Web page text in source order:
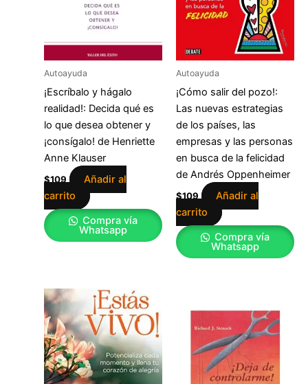
Autoayuda
¡Escríbalo y hágalo
realidad!: Decida qué es
lo que desea obtener y
¡consígalo! de Henriette
Anne Klauser
$109
Añadir al
carrito
Compra vía
Whatsapp
Autoayuda
¡Cómo salir del pozo!:
Las nuevas estrategias
de los países, las
empresas y las personas
en busca de la felicidad
de Andrés Oppenheimer
$109
Añadir al
carrito
Compra vía
Whatsapp